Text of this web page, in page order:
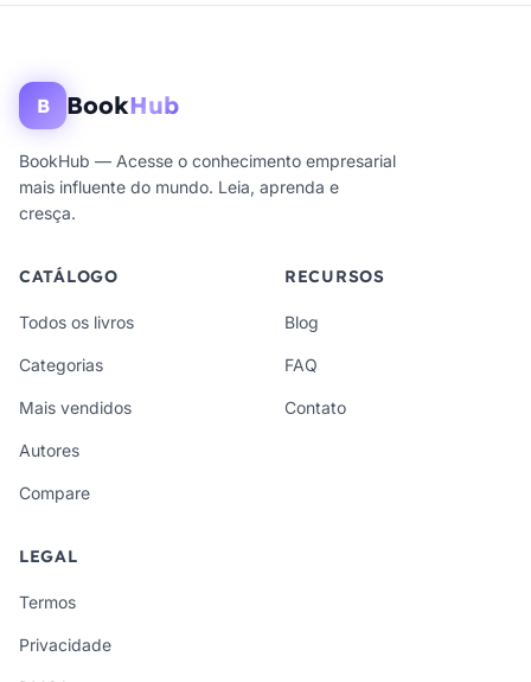
B BookHub
BookHub — Acesse o conhecimento empresarial
mais influente do mundo. Leia, aprenda e
cresça.
CATÁLOGO
Todos os livros
Categorias
Mais vendidos
Autores
Compare
RECURSOS
Blog
FAQ
Contato
LEGAL
Termos
Privacidade